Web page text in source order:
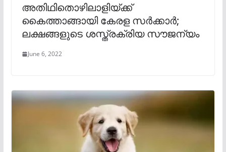
അതിഥിതൊഴിലാളിയ്ക്ക്
കൈത്താങ്ങായി കേരള സർക്കാർ;
ലക്ഷങ്ങളുടെ ശസ്ത്രക്രിയ സൗജന്യം
June 6, 2022